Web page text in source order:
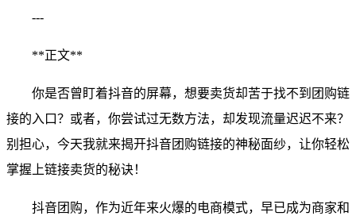
---
**正文**
你是否曾盯着抖音的屏幕，想要卖货却苦于找不到团购链
接的入口？或者，你尝试过无数方法，却发现流量迟迟不来？
别担心，今天我就来揭开抖音团购链接的神秘面纱，让你轻松
掌握上链接卖货的秘诀！
抖音团购，作为近年来火爆的电商模式，早已成为商家和